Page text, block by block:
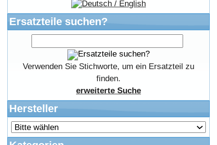
Affiliates
Login
Information
FAQ